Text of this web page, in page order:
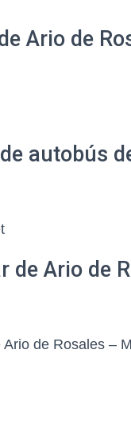
Ario de
autobús
de Ario de
de Rosales –